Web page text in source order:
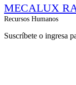
MECALUX
Recursos Humanos
Suscríbete o ingresa